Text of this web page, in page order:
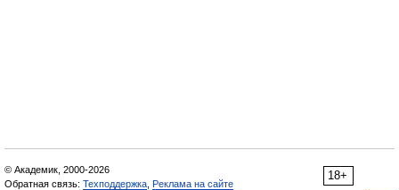
18+
© Академик, 2000-2026
Обратная связь: Техподдержка Реклама на сайте